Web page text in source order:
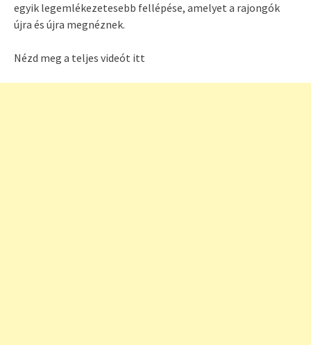
egyik legemlékezetesebb fellépése, amelyet a rajongók
újra és újra megnéznek.
Nézd meg a teljes videót itt